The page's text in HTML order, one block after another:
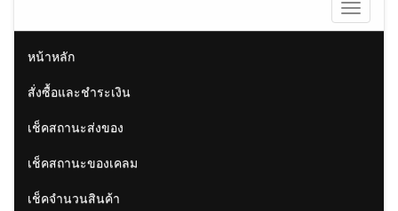
Toggle
หน้าหลัก
สั่งซื้อและชำระเงิน
เช็คสถานะส่งของ
เช็คสถานะของเคลม
เช็คจำนวนสินค้า